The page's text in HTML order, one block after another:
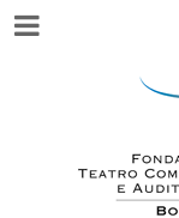
Menu